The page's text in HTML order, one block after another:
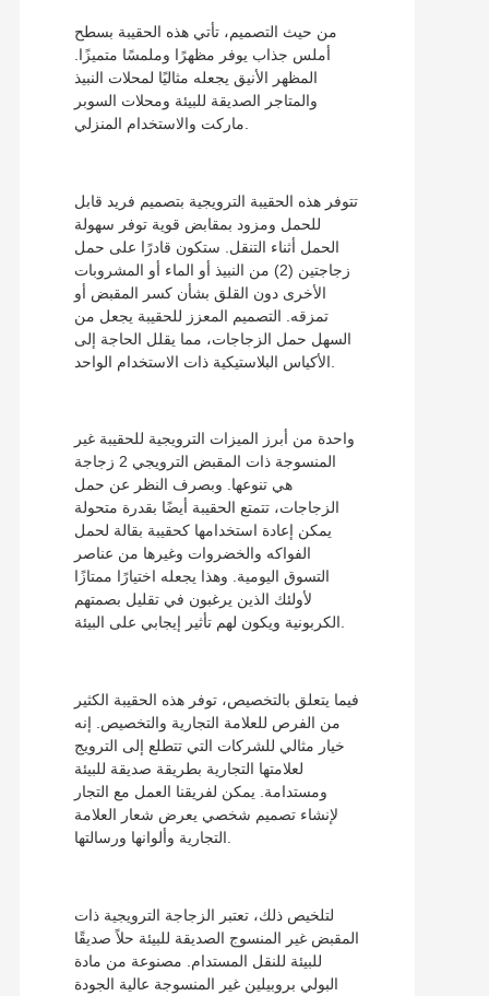
من حيث التصميم، تأتي هذه الحقيبة بسطح
أملس جذاب يوفر مظهرًا وملمسًا متميزًا.
المظهر الأنيق يجعله مثاليًا لمحلات النبيذ
والمتاجر الصديقة للبيئة ومحلات السوبر
تتوفر هذه الحقيبة الترويجية بتصميم فريد قابل
للحمل ومزود بمقابض قوية توفر سهولة
الحمل أثناء التنقل. ستكون قادرًا على حمل
زجاجتين (2) من النبيذ أو الماء أو المشروبات
الأخرى دون القلق بشأن كسر المقبض أو
تمزقه. التصميم المعزز للحقيبة يجعل من
السهل حمل الزجاجات، مما يقلل الحاجة إلى
واحدة من أبرز الميزات الترويجية للحقيبة غير
المنسوجة ذات المقبض الترويجي 2 زجاجة
هي تنوعها. وبصرف النظر عن حمل
الزجاجات، تتمتع الحقيبة أيضًا بقدرة متحولة
يمكن إعادة استخدامها كحقيبة بقالة لحمل
الفواكه والخضروات وغيرها من عناصر
التسوق اليومية. وهذا يجعله اختيارًا ممتازًا
لأولئك الذين يرغبون في تقليل بصمتهم
الكربونية ويكون لهم تأثير إيجابي على البيئة.
فيما يتعلق بالتخصيص، توفر هذه الحقيبة الكثير
من الفرص للعلامة التجارية والتخصيص. إنه
خيار مثالي للشركات التي تتطلع إلى الترويج
لعلامتها التجارية بطريقة صديقة للبيئة
ومستدامة. يمكن لفريقنا العمل مع التجار
لإنشاء تصميم شخصي يعرض شعار العلامة
التجارية وألوانها ورسالتها.
لتلخيص ذلك، تعتبر الزجاجة الترويجية ذات
المقبض غير المنسوج الصديقة للبيئة حلاً صديقًا
للبيئة للنقل المستدام. مصنوعة من مادة
البولي بروبيلين غير المنسوجة عالية الجودة